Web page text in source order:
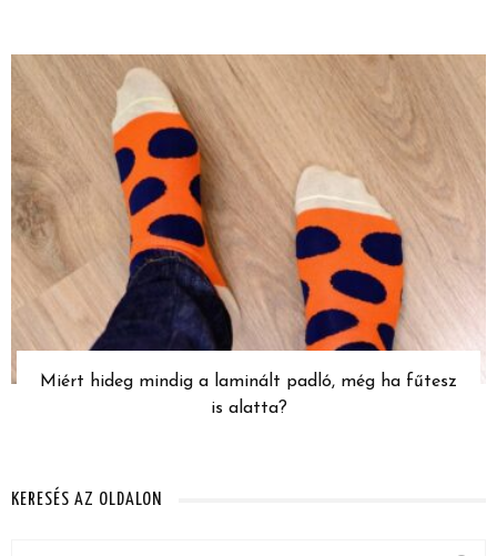
Miért hideg mindig a laminált padló, még ha fűtesz
is alatta?
KERESÉS AZ OLDALON